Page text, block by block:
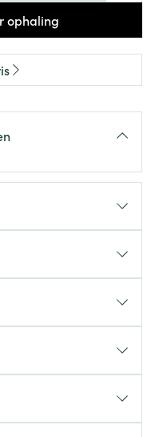
ophaling
SAMENSTELLING